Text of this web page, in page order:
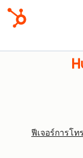
ฟีเจอร์การโทร